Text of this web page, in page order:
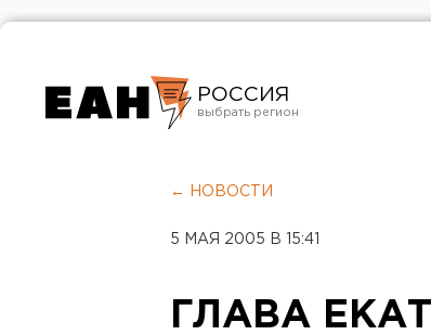
РОССИЯ
Челябинск
← НОВОСТИ
5 МАЯ 2005 В 15:41
ГЛАВА